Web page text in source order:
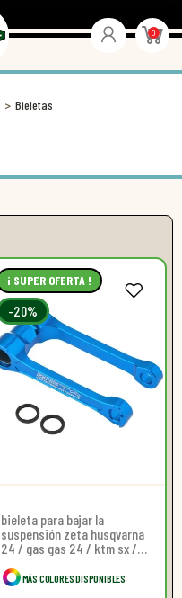
0
Bieletas
¡ SUPER OFERTA !
-20%
bieleta para bajar la
suspensión zeta husqvarna
24 / gas gas 24 / ktm sx /
MÁS COLORES DISPONIBLES